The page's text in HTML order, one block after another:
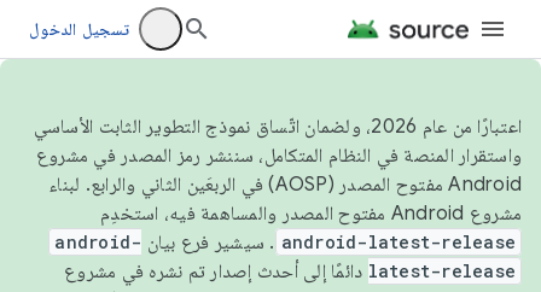
تسجيل الدخول
اعتبارًا من عام 2026، ولضمان اتّساق نموذج التطوير الثابت الأساسي
واستقرار المنصة في النظام المتكامل، سننشر رمز المصدر في مشروع
Android مفتوح المصدر (AOSP) في الربعَين الثاني والرابع. لبناء
مشروع Android مفتوح المصدر والمساهمة فيه، استخدِم
android-latest-release . سيشير فرع بيان android-
latest-release دائمًا إلى أحدث إصدار تم نشره في مشروع